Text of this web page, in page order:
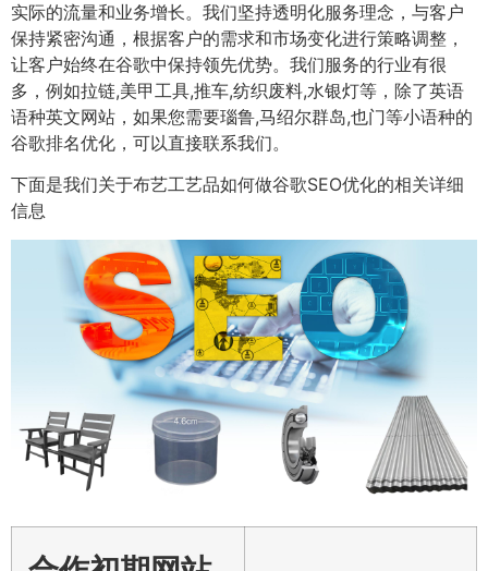
实际的流量和业务增长。我们坚持透明化服务理念，与客户
保持紧密沟通，根据客户的需求和市场变化进行策略调整，
让客户始终在谷歌中保持领先优势。我们服务的行业有很
多，例如拉链,美甲工具,推车,纺织废料,水银灯等，除了英语
语种英文网站，如果您需要瑙鲁,马绍尔群岛,也门等小语种的
谷歌排名优化，可以直接联系我们。
下面是我们关于布艺工艺品如何做谷歌SEO优化的相关详细
信息